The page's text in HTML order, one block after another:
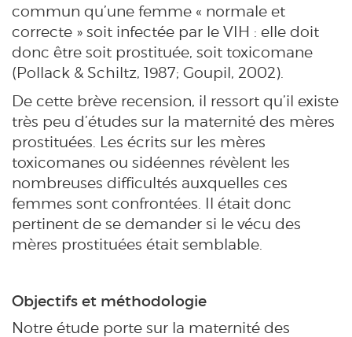
commun qu’une femme « normale et
correcte » soit infectée par le VIH : elle doit
donc être soit prostituée, soit toxicomane
(Pollack & Schiltz, 1987; Goupil, 2002).
De cette brève recension, il ressort qu’il existe
très peu d’études sur la maternité des mères
prostituées. Les écrits sur les mères
toxicomanes ou sidéennes révèlent les
nombreuses difficultés auxquelles ces
femmes sont confrontées. Il était donc
pertinent de se demander si le vécu des
mères prostituées était semblable.
Objectifs et méthodologie
Notre étude porte sur la maternité des